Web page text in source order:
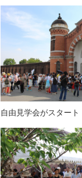
自由見学会がスタート